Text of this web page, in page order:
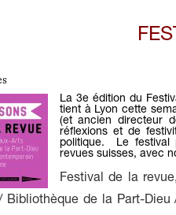
La 3e édition du
tient à Lyon cette
(et ancien directeur
réflexions et de
politique. Le festival
revues suisses, avec
Festival de la revue
Bibliothèque de la Part-